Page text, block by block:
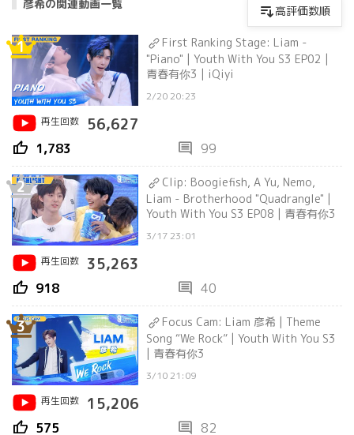
彦希の関連動画一覧
高評価数順
1
First Ranking Stage: Liam -
"Piano" | Youth With You S3 EP02 |
青春有你3 | iQiyi
2/20 20:23
再生回数
56,627
thumb_up 1,783 comment 99
2
Clip: Boogiefish, A Yu, Nemo,
Liam - Brotherhood "Quadrangle" |
Youth With You S3 EP08 | 青春有你3
3/17 23:01
再生回数
35,263
thumb_up 918 comment 40
3
Focus Cam: Liam 彦希 | Theme
Song “We Rock” | Youth With You S3
| 青春有你3
3/10 21:09
再生回数
15,206
thumb_up 575 comment 82